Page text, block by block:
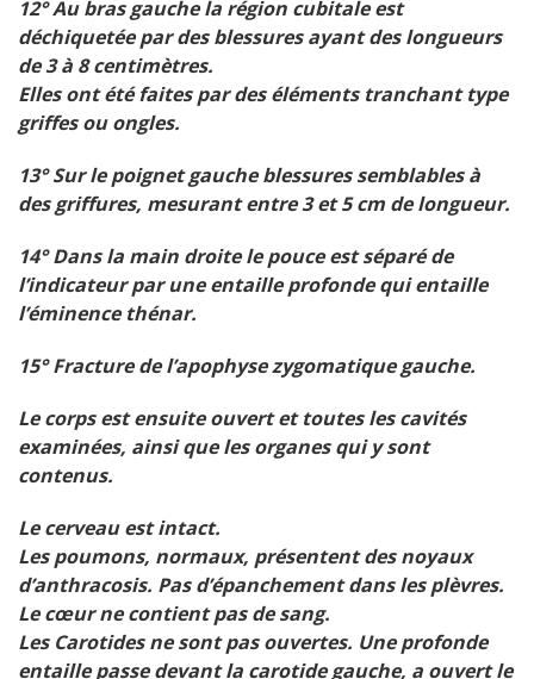
12° Au bras gauche la région cubitale est
déchiquetée par des blessures ayant des longueurs
de 3 à 8 centimètres.
Elles ont été faites par des éléments tranchant type
griffes ou ongles.
13° Sur le poignet gauche blessures semblables à
des griffures, mesurant entre 3 et 5 cm de longueur.
14° Dans la main droite le pouce est séparé de
l’indicateur par une entaille profonde qui entaille
l’éminence thénar.
15° Fracture de l’apophyse zygomatique gauche.
Le corps est ensuite ouvert et toutes les cavités
examinées, ainsi que les organes qui y sont
contenus.
Le cerveau est intact.
Les poumons, normaux, présentent des noyaux
d’anthracosis. Pas d’épanchement dans les plèvres.
Le cœur ne contient pas de sang.
Les Carotides ne sont pas ouvertes. Une profonde
entaille passe devant la carotide gauche, a ouvert le